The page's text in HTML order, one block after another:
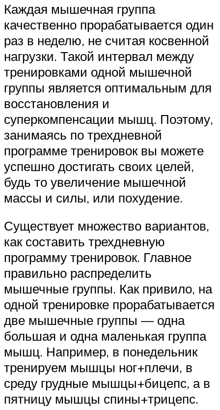
Каждая мышечная группа
качественно прорабатывается один
раз в неделю, не считая косвенной
нагрузки. Такой интервал между
тренировками одной мышечной
группы является оптимальным для
восстановления и
суперкомпенсации мышц. Поэтому,
занимаясь по трехдневной
программе тренировок вы можете
успешно достигать своих целей,
будь то увеличение мышечной
массы и силы, или похудение.
Существует множество вариантов,
как составить трехдневную
программу тренировок. Главное
правильно распределить
мышечные группы. Как привило, на
одной тренировке прорабатывается
две мышечные группы — одна
большая и одна маленькая группа
мышц. Например, в понедельник
тренируем мышцы ног+плечи, в
среду грудные мышцы+бицепс, а в
пятницу мышцы спины+трицепс.